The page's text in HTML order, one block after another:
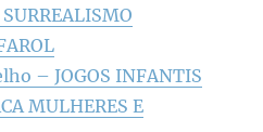
– JOGOS INFANTIS
MULHERES E